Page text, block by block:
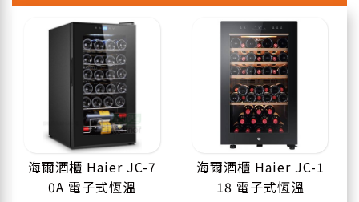
海爾酒櫃 Haier JC-7
0A 電子式恆溫
海爾酒櫃 Haier JC-1
18 電子式恆溫